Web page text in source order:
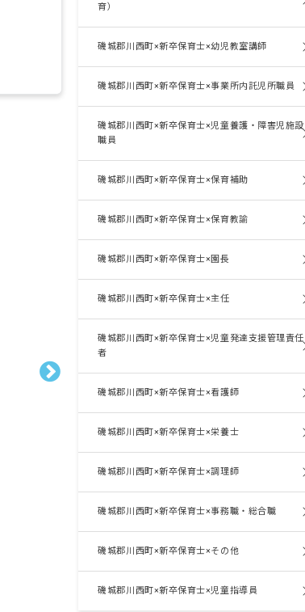
育）
磯城郡川西町×新卒保育士×幼児教室講師
磯城郡川西町×新卒保育士×事業所内託児所職員
磯城郡川西町×新卒保育士×児童養護・障害児施設
職員
磯城郡川西町×新卒保育士×保育補助
磯城郡川西町×新卒保育士×保育教諭
磯城郡川西町×新卒保育士×園長
磯城郡川西町×新卒保育士×主任
磯城郡川西町×新卒保育士×児童発達支援管理責任
者
磯城郡川西町×新卒保育士×看護師
磯城郡川西町×新卒保育士×栄養士
磯城郡川西町×新卒保育士×調理師
磯城郡川西町×新卒保育士×事務職・総合職
磯城郡川西町×新卒保育士×その他
磯城郡川西町×新卒保育士×児童指導員